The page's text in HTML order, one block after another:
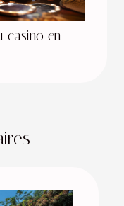
casino en